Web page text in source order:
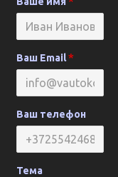
Ваш Email
Ваш телефон
Тема